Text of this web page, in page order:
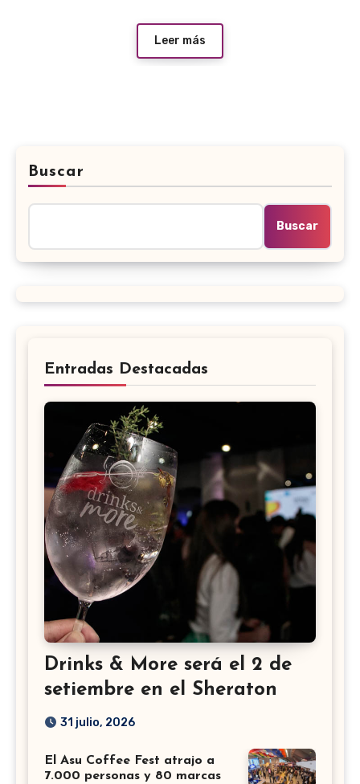
Leer más
Buscar
Buscar
Entradas Destacadas
Drinks & More será el 2 de
setiembre en el Sheraton
31 julio, 2026
El Asu Coffee Fest atrajo a
7.000 personas y 80 marcas